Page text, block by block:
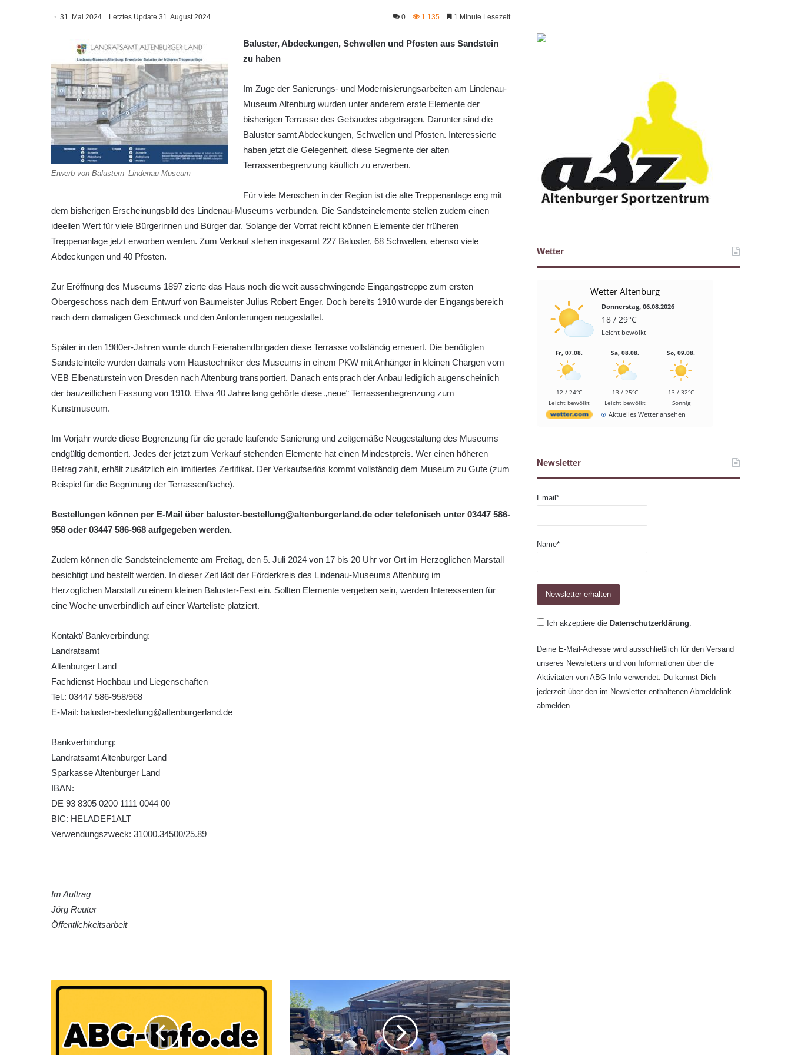
31. Mai 2024 Letztes Update 31. August 2024 0 1.135 1 Minute Lesezeit
Erwerb von Balustern_Lindenau-Museum
Baluster, Abdeckungen, Schwellen und Pfosten aus Sandstein
zu haben
Im Zuge der Sanierungs- und Modernisierungsarbeiten am Lindenau-
Museum Altenburg wurden unter anderem erste Elemente der
bisherigen Terrasse des Gebäudes abgetragen. Darunter sind die
Baluster samt Abdeckungen, Schwellen und Pfosten. Interessierte
haben jetzt die Gelegenheit, diese Segmente der alten
Terrassenbegrenzung käuflich zu erwerben.
Für viele Menschen in der Region ist die alte Treppenanlage eng mit
dem bisherigen Erscheinungsbild des Lindenau-Museums verbunden. Die Sandsteinelemente stellen zudem einen
ideellen Wert für viele Bürgerinnen und Bürger dar. Solange der Vorrat reicht können Elemente der früheren
Treppenanlage jetzt erworben werden. Zum Verkauf stehen insgesamt 227 Baluster, 68 Schwellen, ebenso viele
Abdeckungen und 40 Pfosten.
Zur Eröffnung des Museums 1897 zierte das Haus noch die weit ausschwingende Eingangstreppe zum ersten
Obergeschoss nach dem Entwurf von Baumeister Julius Robert Enger. Doch bereits 1910 wurde der Eingangsbereich
nach dem damaligen Geschmack und den Anforderungen neugestaltet.
Später in den 1980er-Jahren wurde durch Feierabendbrigaden diese Terrasse vollständig erneuert. Die benötigten
Sandsteinteile wurden damals vom Haustechniker des Museums in einem PKW mit Anhänger in kleinen Chargen vom
VEB Elbenaturstein von Dresden nach Altenburg transportiert. Danach entsprach der Anbau lediglich augenscheinlich
der bauzeitlichen Fassung von 1910. Etwa 40 Jahre lang gehörte diese „neue“ Terrassenbegrenzung zum
Kunstmuseum.
Im Vorjahr wurde diese Begrenzung für die gerade laufende Sanierung und zeitgemäße Neugestaltung des Museums
endgültig demontiert. Jedes der jetzt zum Verkauf stehenden Elemente hat einen Mindestpreis. Wer einen höheren
Betrag zahlt, erhält zusätzlich ein limitiertes Zertifikat. Der Verkaufserlös kommt vollständig dem Museum zu Gute (zum
Beispiel für die Begrünung der Terrassenfläche).
Bestellungen können per E-Mail über baluster-bestellung@altenburgerland.de oder telefonisch unter 03447 586-
958 oder 03447 586-968 aufgegeben werden.
Zudem können die Sandsteinelemente am Freitag, den 5. Juli 2024 von 17 bis 20 Uhr vor Ort im Herzoglichen Marstall
besichtigt und bestellt werden. In dieser Zeit lädt der Förderkreis des Lindenau-Museums Altenburg im
Herzoglichen Marstall zu einem kleinen Baluster-Fest ein. Sollten Elemente vergeben sein, werden Interessenten für
eine Woche unverbindlich auf einer Warteliste platziert.
Kontakt/ Bankverbindung:
Landratsamt
Altenburger Land
Fachdienst Hochbau und Liegenschaften
Tel.: 03447 586-958/968
E-Mail: baluster-bestellung@altenburgerland.de
Bankverbindung:
Landratsamt Altenburger Land
Sparkasse Altenburger Land
IBAN:
DE 93 8305 0200 1111 0044 00
BIC: HELADEF1ALT
Verwendungszweck: 31000.34500/25.89
Im Auftrag
Jörg Reuter
Öffentlichkeitsarbeit
Wetter
Wetter Altenburg
Donnerstag, 06.08.2026
18 / 29°C
Leicht bewölkt
Fr, 07.08.
12 / 24°C
Leicht bewölkt
Sa, 08.08.
13 / 25°C
Leicht bewölkt
So, 09.08.
13 / 32°C
Sonnig
Aktuelles Wetter ansehen
Newsletter
Email*
Name*
Ich akzeptiere die Datenschutzerklärung.
Deine E-Mail-Adresse wird ausschließlich für den Versand
unseres Newsletters und von Informationen über die
Aktivitäten von ABG-Info verwendet. Du kannst Dich
jederzeit über den im Newsletter enthaltenen Abmeldelink
abmelden.